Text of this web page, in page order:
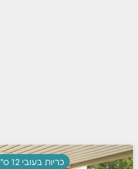
כריות בעובי 12 ס"מ